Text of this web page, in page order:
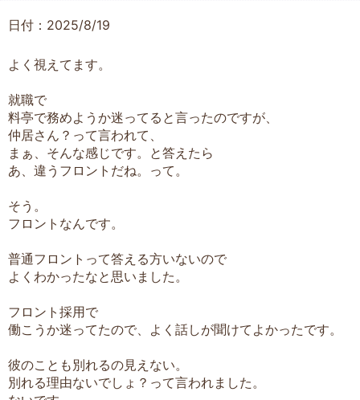
日付：2025/8/19
よく視えてます。
就職で
料亭で務めようか迷ってると言ったのですが、
仲居さん？って言われて、
まぁ、そんな感じです。と答えたら
あ、違うフロントだね。って。
そう。
フロントなんです。
普通フロントって答える方いないので
よくわかったなと思いました。
フロント採用で
働こうか迷ってたので、よく話しが聞けてよかったです。
彼のことも別れるの見えない。
別れる理由ないでしょ？って言われました。